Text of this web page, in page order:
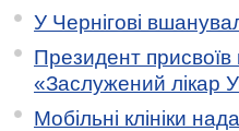
У Чернігові
Президент
«Заслужений лікар
Мобільні клініки